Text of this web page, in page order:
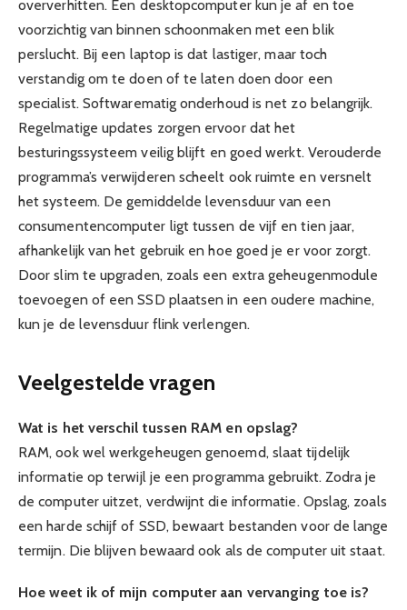
oververhitten. Een desktopcomputer kun je af en toe
voorzichtig van binnen schoonmaken met een blik
perslucht. Bij een laptop is dat lastiger, maar toch
verstandig om te doen of te laten doen door een
specialist. Softwarematig onderhoud is net zo belangrijk.
Regelmatige updates zorgen ervoor dat het
besturingssysteem veilig blijft en goed werkt. Verouderde
programma’s verwijderen scheelt ook ruimte en versnelt
het systeem. De gemiddelde levensduur van een
consumentencomputer ligt tussen de vijf en tien jaar,
afhankelijk van het gebruik en hoe goed je er voor zorgt.
Door slim te upgraden, zoals een extra geheugenmodule
toevoegen of een SSD plaatsen in een oudere machine,
kun je de levensduur flink verlengen.
Veelgestelde vragen
Wat is het verschil tussen RAM en opslag?
RAM, ook wel werkgeheugen genoemd, slaat tijdelijk
informatie op terwijl je een programma gebruikt. Zodra je
de computer uitzet, verdwijnt die informatie. Opslag, zoals
een harde schijf of SSD, bewaart bestanden voor de lange
termijn. Die blijven bewaard ook als de computer uit staat.
Hoe weet ik of mijn computer aan vervanging toe is?